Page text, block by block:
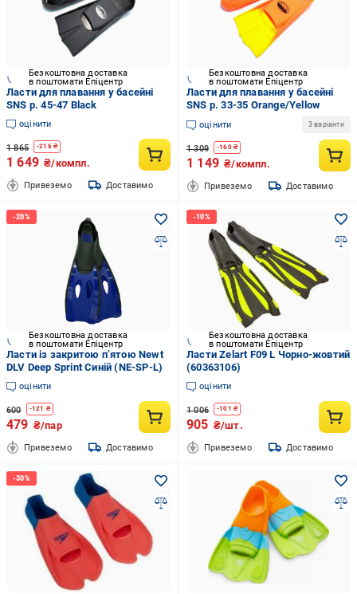
Безкоштовна доставка
в поштомати Епіцентр
Ласти для плавання у басейні
SNS р. 45-47 Black
оцінити
1 865 -216₴
1 649 ₴/компл.
Привеземо Доставимо
Безкоштовна доставка
в поштомати Епіцентр
Ласти для плавання у басейні
SNS р. 33-35 Orange/Yellow
оцінити 3 варіанти
1 309 -160₴
1 149 ₴/компл.
Привеземо Доставимо
Безкоштовна доставка
в поштомати Епіцентр
Ласти із закритою п’ятою Newt
DLV Deep Sprint Синій (NE-SP-L)
оцінити
600 -121 ₴
479 ₴/пар
Привеземо Доставимо
Безкоштовна доставка
в поштомати Епіцентр
Ласти Zelart F09 L Чорно-жовтий
(60363106)
оцінити
1 006 -101 ₴
905 ₴/шт.
Привеземо Доставимо